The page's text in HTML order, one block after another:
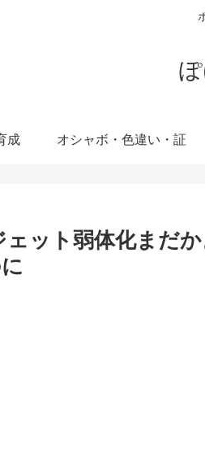
成 オシャボ・色違い・証
ェット弱体化まだ